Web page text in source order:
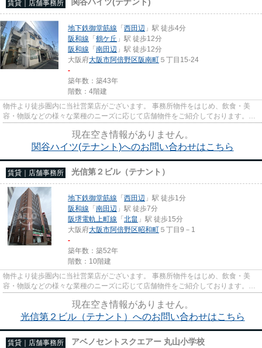
賃貸｜店舗事務所
地下鉄御堂筋線 「西田辺 」駅 徒歩4分
阪和線 「鶴ケ丘 」駅 徒歩12分
阪和線 「南田辺 」駅 徒歩12分
大阪府大阪市阿倍野区阪南町 ５丁目15-24
-
築年数：築43年
階数：4階建
物件より徒歩圏内に当社営業店がございます。 事務所物件をはじめ、飲食・美
容・物販などの様々な業種のニーズに応じて店舗物件をご紹介しております。
尚、弊社ではおとり広告は一切...
現在空き情報がありません。
関谷ハイツ(テナント)へのお問い合わせはこちら
賃貸｜店舗事務所 光信第２ビル（テナント）
地下鉄御堂筋線 「西田辺 」駅 徒歩1分
阪和線 「南田辺 」駅 徒歩7分
阪堺電軌上町線 「北畠 」駅 徒歩15分
大阪府大阪市阿倍野区昭和町 ５丁目9－1
-
築年数：築52年
階数：10階建
物件より徒歩圏内に当社営業店がございます。 事務所物件をはじめ、飲食・美
容・物販などの様々な業種のニーズに応じて店舗物件をご紹介しております。
尚、弊社ではおとり広告は一切...
現在空き情報がありません。
光信第２ビル（テナント）へのお問い合わせはこちら
賃貸｜店舗事務所 アベノセントスクエアー 丸山小学校